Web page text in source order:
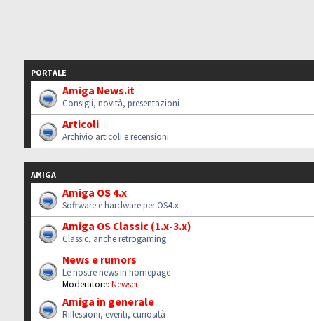
PORTALE
Amiga News.it
Consigli, novità, presentazioni
Articoli
Archivio articoli e recensioni
AMIGA
Amiga OS 4.x
Software e hardware per OS4.x
Amiga OS Classic (1.x-3.x)
Classic, anche retrogaming
News e rumors
Le nostre news in homepage
Moderatore: Newser
Amiga in generale
Riflessioni, eventi, curiosità